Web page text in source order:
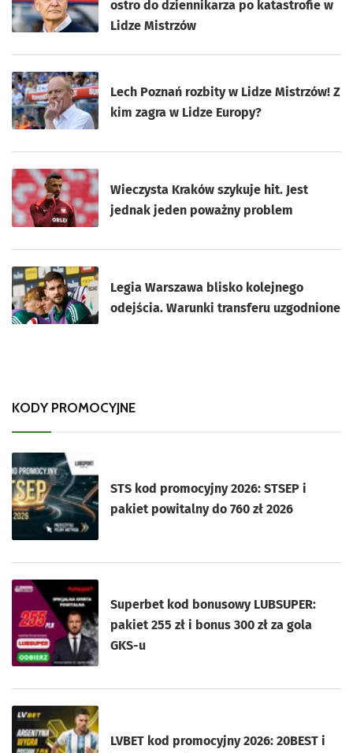
ostro do dziennikarza po katastrofie w
Lidze Mistrzów
Lech Poznań rozbity w Lidze Mistrzów! Z
kim zagra w Lidze Europy?
Wieczysta Kraków szykuje hit. Jest
jednak jeden poważny problem
Legia Warszawa blisko kolejnego
odejścia. Warunki transferu uzgodnione
KODY PROMOCYJNE
STS kod promocyjny 2026: STSEP i
pakiet powitalny do 760 zł 2026
Superbet kod bonusowy LUBSUPER:
pakiet 255 zł i bonus 300 zł za gola
GKS-u
LVBET kod promocyjny 2026: 20BEST i